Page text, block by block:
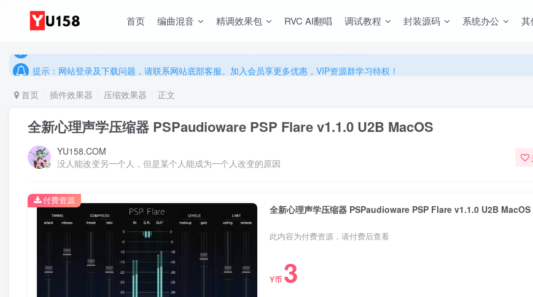
首页 编曲混音 精调效果包 RVC AI翻唱 调试教程 封装源码 系统办公 其
提示：网站登录及下载问题，请联系网站底部客服。加入会员享更多优惠，VIP资源群学习特权！
提示：网站登录及下载问题，请联系网站底部客服。加入会员享更多优惠，VIP资源群学习特权！
首页 插件效果器 压缩效果器 正文
全新心理声学压缩器 PSPaudioware PSP Flare v1.1.0 U2B MacOS
YU158.COM
没人能改变另一个人，但是某个人能成为一个人改变的原因
全新心理声学压缩器 PSPaudioware PSP Flare v1.1.0 U2B MacOS
此内容为付费资源，请付费后查看
Y币 3
付费资源